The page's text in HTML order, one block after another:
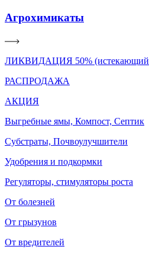
Агрохимикаты
ЛИКВИДАЦИЯ 50% (истекающий
РАСПРОДАЖА
АКЦИЯ
Выгребные ямы, Компост, Септик
Субстраты, Почвоулучшители
Удобрения и подкормки
Регуляторы, стимуляторы роста
От болезней
От грызунов
От вредителей